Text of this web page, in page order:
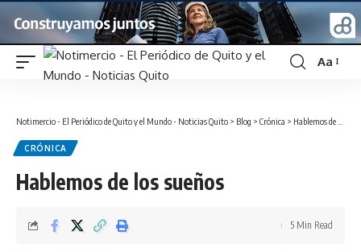
Font
Aa
Notimercio - El Periódico de Quito y el Mundo - Noticias Quito > Blog > Crónica > Hablemos de los sueños
CRÓNICA
Hablemos de los sueños
5 Min Read